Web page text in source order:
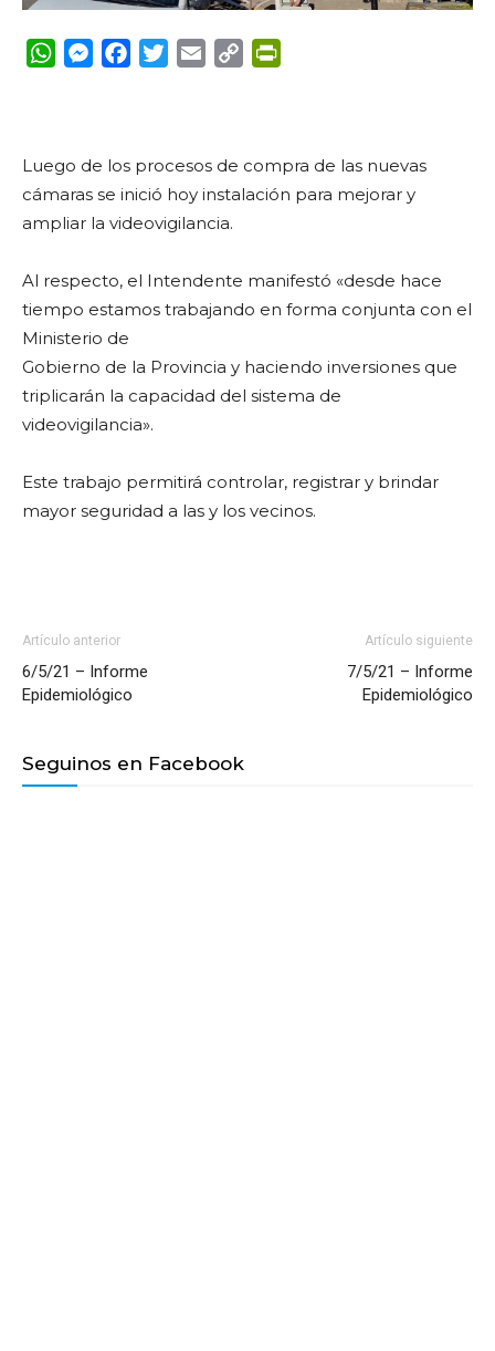
WhatsApp
Messenger
FacebookTwitterEmail Copy
Luego de los procesos de compra de las nuevas
cámaras se inició hoy instalación para mejorar y
ampliar la videovigilancia.
Al respecto, el Intendente manifestó «desde hace
tiempo estamos trabajando en forma conjunta con el
Ministerio de
Gobierno de la Provincia y haciendo inversiones que
triplicarán la capacidad del sistema de
videovigilancia».
Este trabajo permitirá controlar, registrar y brindar
mayor seguridad a las y los vecinos.
Artículo anterior
6/5/21 – Informe
Epidemiológico
Artículo siguiente
7/5/21 – Informe
Epidemiológico
Seguinos en Facebook